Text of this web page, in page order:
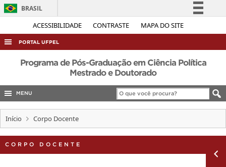
ACESSIBILIDADE CONTRASTE MAPA DO SITE
BRASIL
Simplifique!
Acesso à informação
Legislação
Canais
PORTAL UFPEL
ACESSO À INFORMAÇÃO
COBALTO
CONCURSOS
EDITAIS
INTERNACIONAL
Programa de Pós-Graduação em Ciência Política
Mestrado e Doutorado
MENU
Início Corpo Docente
CORPO DOCENTE